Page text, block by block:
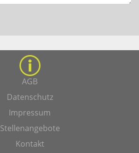
AGB
Datenschutz
Impressum
Stellenangebote
Kontakt